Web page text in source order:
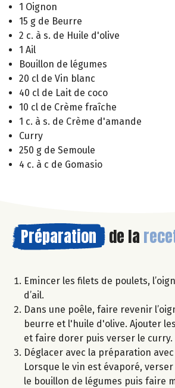
1 Oignon
15 g de Beurre
2 c. à s. de Huile d'olive
1 Ail
Bouillon de légumes
20 cl de Vin blanc
40 cl de Lait de coco
10 cl de Crème fraîche
1 c. à s. de Crème d'amande
Curry
250 g de Semoule
4 c. à c de Gomasio
Préparation de la
Emincer les filets de poulets,
d’ail.
Dans une poêle, faire revenir
beurre et l'huile d'olive. Ajouter
et faire dorer puis verser le curry.
Déglacer avec la préparation
Lorsque le vin est évaporé,
le bouillon de légumes puis faire